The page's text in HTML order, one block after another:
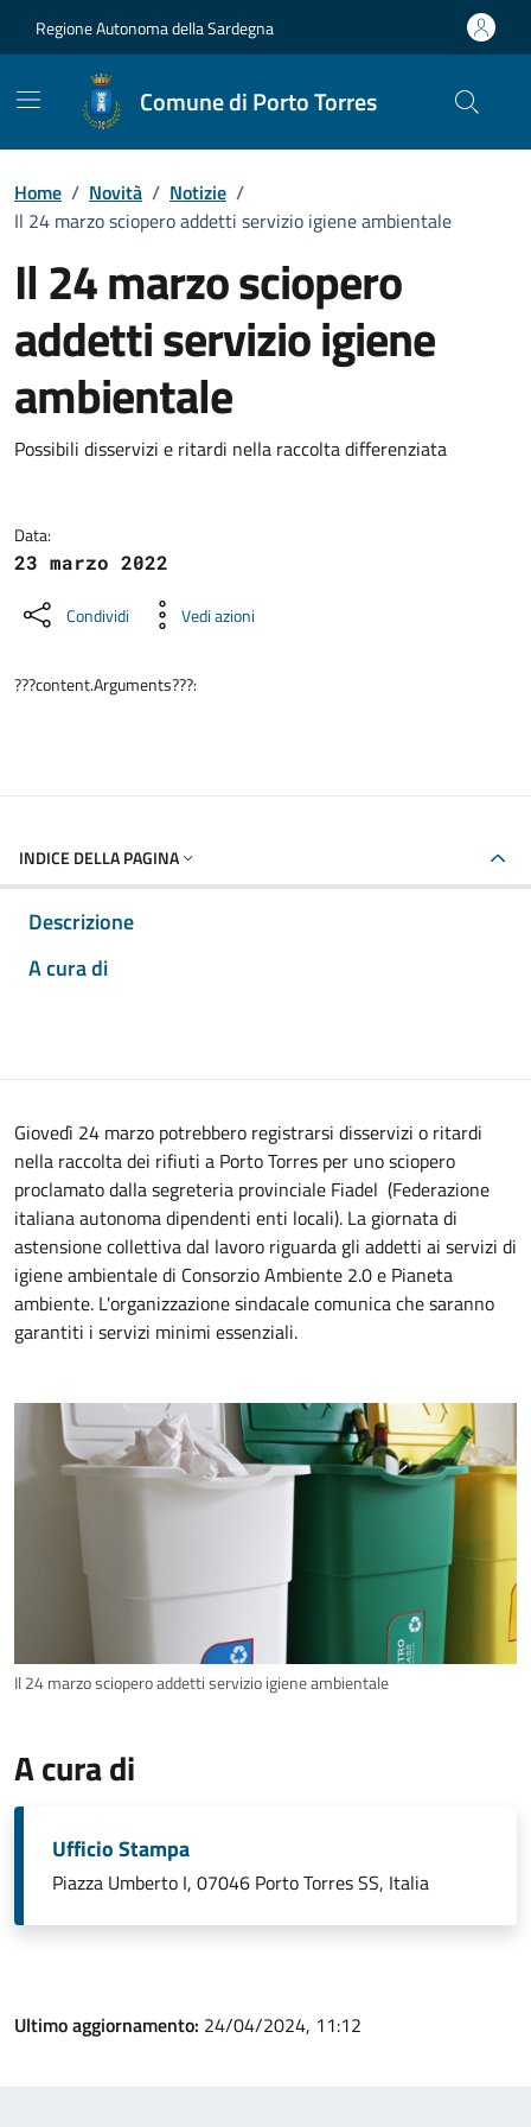
Regione Autonoma della Sardegna
Comune di Porto Torres
Home / Novità / Notizie /
Il 24 marzo sciopero addetti servizio igiene ambientale
Il 24 marzo sciopero
addetti servizio igiene
ambientale
Dettagli della notizia
Possibili disservizi e ritardi nella raccolta differenziata
Data:
23 marzo 2022
Condividi Vedi azioni
???content.Arguments???:
INDICE DELLA PAGINA
Descrizione
A cura di
Giovedì 24 marzo potrebbero registrarsi disservizi o ritardi
nella raccolta dei rifiuti a Porto Torres per uno sciopero
proclamato dalla segreteria provinciale Fiadel (Federazione
italiana autonoma dipendenti enti locali). La giornata di
astensione collettiva dal lavoro riguarda gli addetti ai servizi di
igiene ambientale di Consorzio Ambiente 2.0 e Pianeta
ambiente. L'organizzazione sindacale comunica che saranno
garantiti i servizi minimi essenziali.
Il 24 marzo sciopero addetti servizio igiene ambientale
A cura di
Ufficio Stampa
Piazza Umberto I, 07046 Porto Torres SS, Italia
Ultimo aggiornamento: 24/04/2024, 11:12